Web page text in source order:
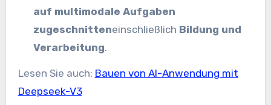
auf multimodale Aufgaben
zugeschnitteneinschließlich Bildung und
Verarbeitung.
Lesen Sie auch: Bauen von AI-Anwendung mit
Deepseek-V3